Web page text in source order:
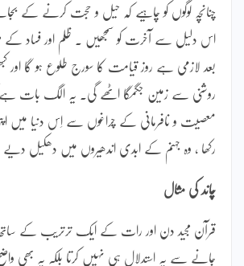
چنانچہ لوگوں کو چاہیے کہ حیل و حجت کرنے کے
اس دلیل سے آخرت کو سمجھیں ۔ ظلم اور فساد کے
بعد لازمی ہے روز قیامت کا سورج طلوع ہو گا اور
روشنی سے زمین جگمگا اٹھے گی۔ یہ الگ بات
معصیت و نافرمانی کے چراغوں سے اِس دنیا میں
رکھا ، وہ جہنم کے ابدی اندھیروں میں دھکیل
چاند کی مثال
قرآن مجید دن اور رات کے ایک ترتریب کے
جانے سے یہ استدلال ہی نہیں کرتا بلکہ یہ بھی